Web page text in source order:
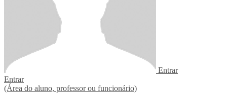
Entrar
Entrar
(Área do aluno, professor ou funcionário)